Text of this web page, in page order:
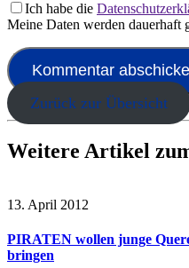
Ich habe die
Meine Daten werden dauerhaft
Zurück zur Übersicht
Weitere Artikel
13. April 2012
PIRATEN wollen junge
bringen